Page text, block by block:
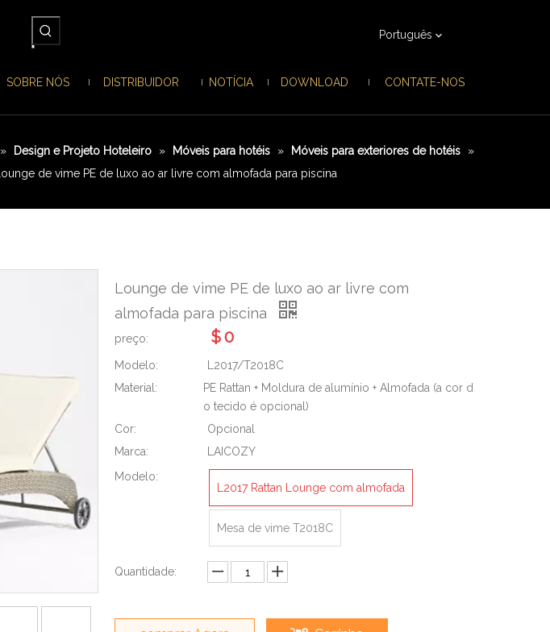
Português
SOBRE NÓS DISTRIBUIDOR NOTÍCIA DOWNLOAD CONTATE-NOS
» Design e Projeto Hoteleiro » Móveis para hotéis » Móveis para exteriores de hotéis
»
Lounge de vime PE de luxo ao ar livre com almofada para piscina
Lounge de vime PE de luxo ao ar livre com
almofada para piscina
preço: $0
Modelo:
L2017/T2018C
Material:
PE Rattan + Moldura de alumínio + Almofada (a cor d
o tecido é opcional)
Cor:
Opcional
Marca:
LAICOZY
Modelo:
L2017 Rattan Lounge com almofada
Mesa de vime T2018C
Quantidade: